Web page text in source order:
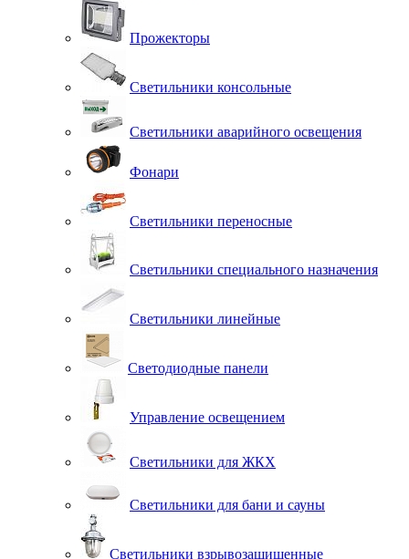
Прожекторы
Светильники консольные
Светильники аварийного освещения
Фонари
Светильники переносные
Светильники специального назначения
Светильники линейные
Светодиодные панели
Управление освещением
Светильники для ЖКХ
Светильники для бани и сауны
Светильники взрывозащищенные